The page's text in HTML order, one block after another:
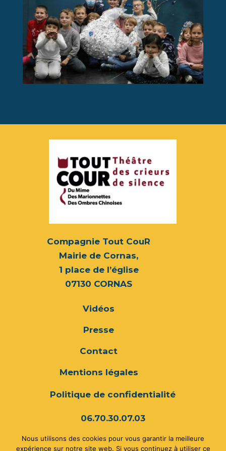
Compagnie Tout CouR
Mairie de Cornas,
1 place de l’église
07130 CORNAS
Vidéos
Presse
Contact
Mentions légales
Politique de confidentialité
06.70.30.07.03
compagnietoutcour@gmail.com
Nous utilisons des cookies pour vous garantir la meilleure
expérience sur notre site web. Si vous continuez à utiliser ce